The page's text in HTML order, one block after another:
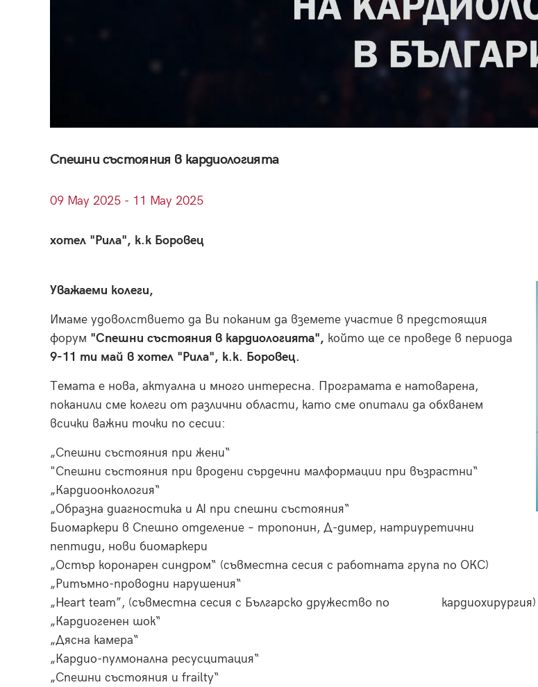
Спешни състояния в кардиологията
09 May 2025 - 11 May 2025
хотел "Рила", к.к Боровец
Уважаеми колеги,
Имаме удоволствието да Ви поканим да вземете участие в предстоящия
форум "Спешни състояния в кардиологията", който ще се проведе в периода
9-11 ти май в хотел "Рила", к.к. Боровец.
Темата е нова, актуална и много интересна. Програмата е натоварена,
поканили сме колеги от различни области, като сме опитали да обхванем
всички важни точки по сесии:
„Спешни състояния при жени“
"Спешни състояния при вродени сърдечни малформации при възрастни“
„Кардиоонкология“
„Образна диагностика и AI при спешни състояния“
Биомаркери в Спешно отделение – тропонин, Д-димер, натриуретични
пептиди, нови биомаркери
„Остър коронарен синдром“ (съвместна сесия с работната група по ОКС)
„Ритъмно-проводни нарушения“
„Heart team”, (съвместна сесия с Българско дружество по кардиохирургия)
„Кардиогенен шок“
„Дясна камера“
„Кардио-пулмонална ресусцитация“
„Спешни състояния и frailty“